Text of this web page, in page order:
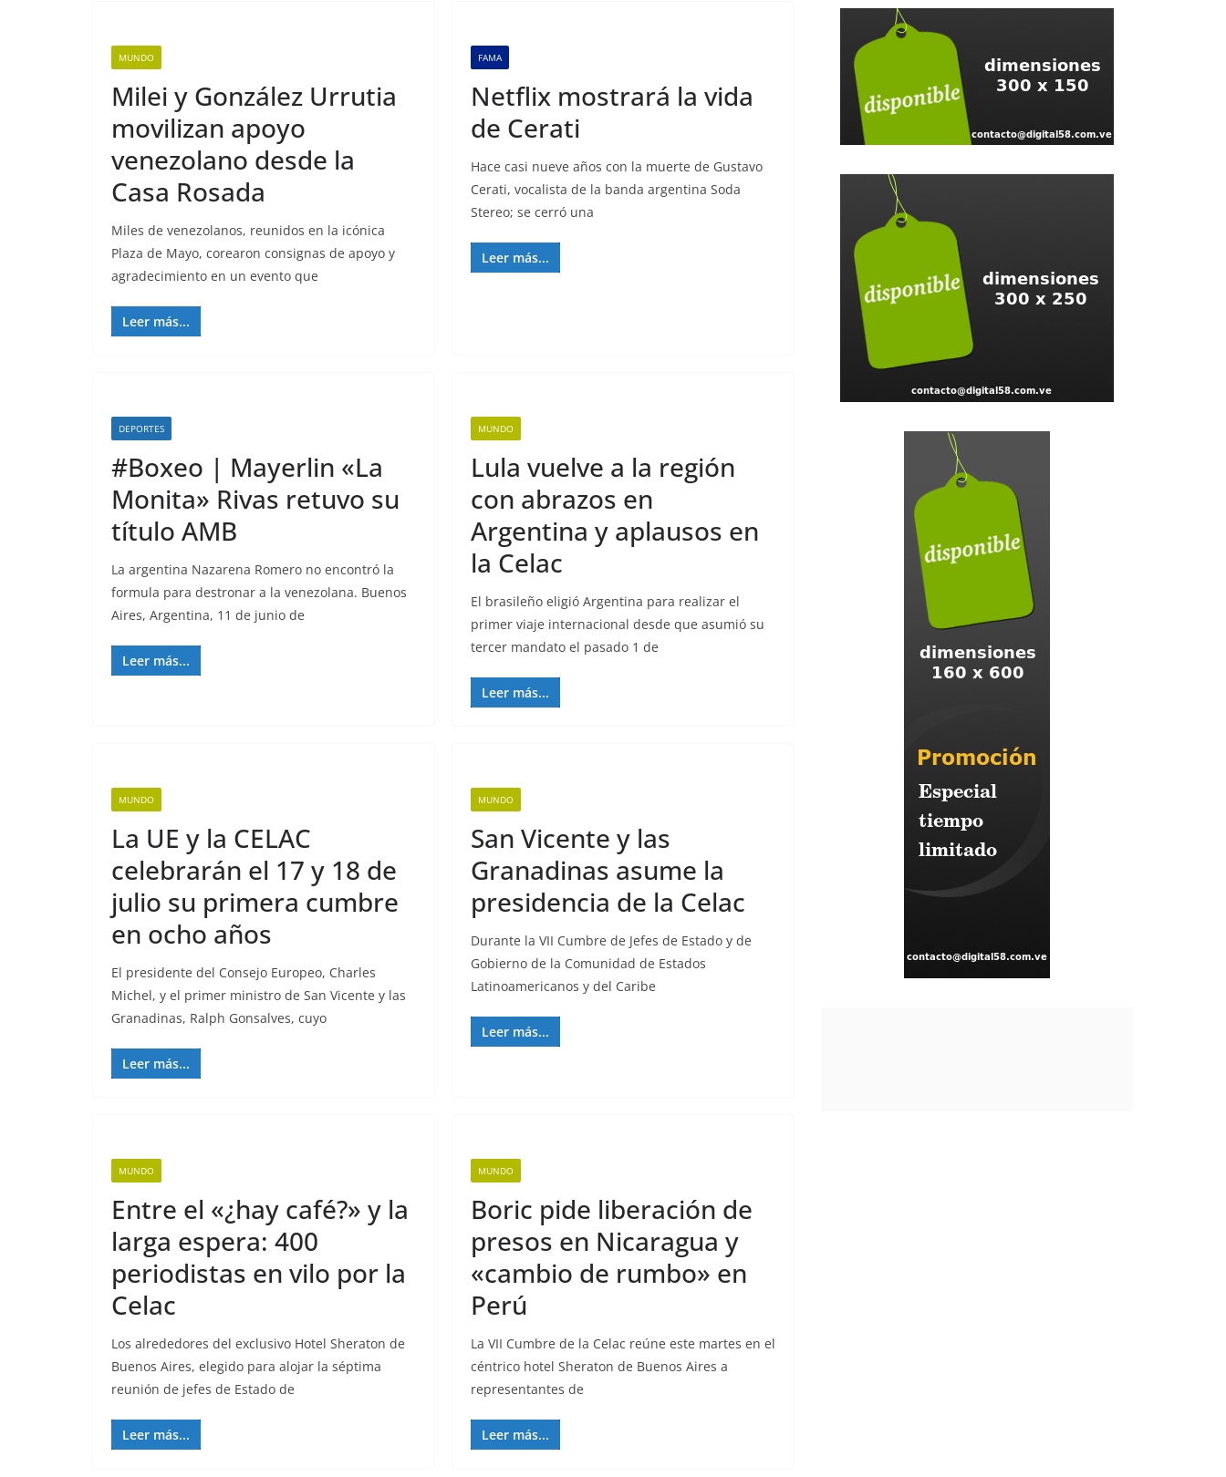
MUNDO
Milei y González Urrutia
movilizan apoyo
venezolano desde la
Casa Rosada
Miles de venezolanos, reunidos en la icónica
Plaza de Mayo, corearon consignas de apoyo y
agradecimiento en un evento que
Leer más...
FAMA
Netflix mostrará la vida
de Cerati
Hace casi nueve años con la muerte de Gustavo
Cerati, vocalista de la banda argentina Soda
Stereo; se cerró una
Leer más...
DEPORTES
#Boxeo | Mayerlin «La
Monita» Rivas retuvo su
título AMB
La argentina Nazarena Romero no encontró la
formula para destronar a la venezolana. Buenos
Aires, Argentina, 11 de junio de
Leer más...
MUNDO
Lula vuelve a la región
con abrazos en
Argentina y aplausos en
la Celac
El brasileño eligió Argentina para realizar el
primer viaje internacional desde que asumió su
tercer mandato el pasado 1 de
Leer más...
MUNDO
La UE y la CELAC
celebrarán el 17 y 18 de
julio su primera cumbre
en ocho años
El presidente del Consejo Europeo, Charles
Michel, y el primer ministro de San Vicente y las
Granadinas, Ralph Gonsalves, cuyo
Leer más...
MUNDO
San Vicente y las
Granadinas asume la
presidencia de la Celac
Durante la VII Cumbre de Jefes de Estado y de
Gobierno de la Comunidad de Estados
Latinoamericanos y del Caribe
Leer más...
MUNDO
Entre el «¿hay café?» y la
larga espera: 400
periodistas en vilo por la
Celac
Los alrededores del exclusivo Hotel Sheraton de
Buenos Aires, elegido para alojar la séptima
reunión de jefes de Estado de
Leer más...
MUNDO
Boric pide liberación de
presos en Nicaragua y
«cambio de rumbo» en
Perú
La VII Cumbre de la Celac reúne este martes en el
céntrico hotel Sheraton de Buenos Aires a
representantes de
Leer más...